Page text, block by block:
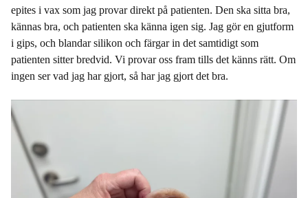
epites i vax som jag provar direkt på patienten. Den ska sitta bra,
kännas bra, och patienten ska känna igen sig. Jag gör en gjutform
i gips, och blandar silikon och färgar in det samtidigt som
patienten sitter bredvid. Vi provar oss fram tills det känns rätt. Om
ingen ser vad jag har gjort, så har jag gjort det bra.